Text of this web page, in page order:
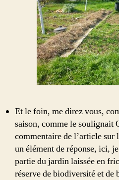
Et le foin, me direz vous,
saison, comme le soulignait
commentaire de l’article
un élément de réponse, ici,
partie du jardin laissée en
réserve de biodiversité et de